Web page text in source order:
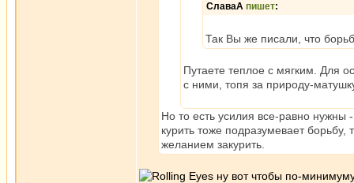
СлаваА пишет:
Так Вы же писали, что
Путаете теплое с мягким. Для
с ними, топя за природу-
Но то есть усилия все-равно нужны
курить тоже подразумевает
желанием закурить.
ну вот чтобы по-